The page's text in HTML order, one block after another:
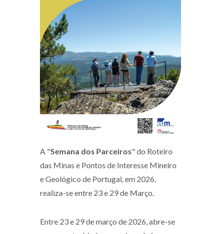
A "Semana dos Parceiros" do Roteiro
das Minas e Pontos de Interesse Mineiro
e Geológico de Portugal, em 2026,
realiza-se entre 23 e 29 de Março.
Entre 23 e 29 de março de 2026, abre-se